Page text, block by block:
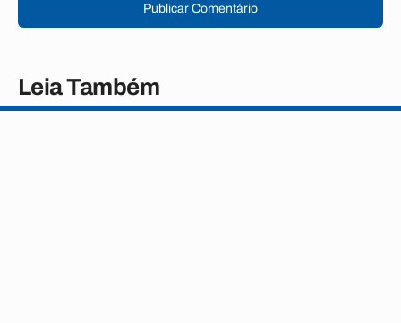
Publicar Comentário
Leia Também